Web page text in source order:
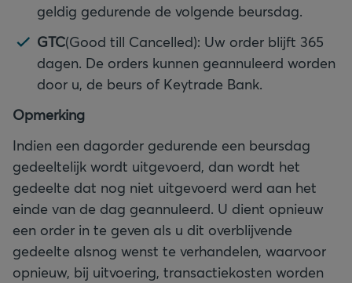
geldig gedurende de volgende beursdag.
GTC(Good till Cancelled): Uw order blijft 365
dagen. De orders kunnen geannuleerd worden
door u, de beurs of Keytrade Bank.
Opmerking
Indien een dagorder gedurende een beursdag
gedeeltelijk wordt uitgevoerd, dan wordt het
gedeelte dat nog niet uitgevoerd werd aan het
einde van de dag geannuleerd. U dient opnieuw
een order in te geven als u dit overblijvende
gedeelte alsnog wenst te verhandelen, waarvoor
opnieuw, bij uitvoering, transactiekosten worden